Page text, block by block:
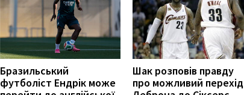
Бразильський
футболіст Ендрік може
Шак розповів правду
про можливий перехід